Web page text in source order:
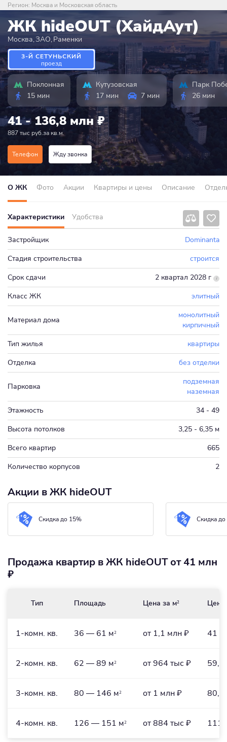
Регион: Москва и Московская область
ЖК hideOUT (ХайдАут)
Москва,ЗАО,Раменки
3-Й СЕТУНЬСКИЙ
проезд
Поклонная
15 мин
Кутузовская
17 мин
7 мин
Парк
26 мин
41 - 136,8 млн₽
887 тыс руб.за кв.м.
Телефон Жду звонка
О ЖК Фото Акции Квартиры и цены Описание
Характеристики Удобства
Застройщик
Dominanta
Стадия строительства
строится
Срок сдачи
2 квартал 2028 г
Класс ЖК
элитный
Материал дома
монолитный
кирпичный
Тип жилья
квартиры
Отделка
без отделки
Парковка
подземная
наземная
Этажность
34 - 49
Высота потолков
3,25 - 6,35 м
Всего квартир
665
Количество корпусов
2
Акции в ЖК hideOUT
Скидка до 15% Скидка
Продажа квартир в ЖК hideOUT от 41 млн
₽
Тип Площадь Цена за м2 Цена
1-комн. кв. 36 — 61 м2 от 1,1 млн ₽ 41
2-комн. кв. 62 — 89 м2 от 964 тыс ₽
3-комн. кв. 80 — 146 м2 от 1 млн ₽
4-комн. кв. 126 — 151 м2 от 884 тыс ₽